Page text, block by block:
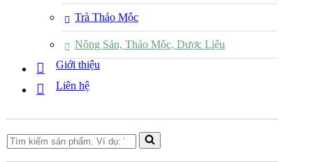
Trà Thảo Mộc
Nông Sản, Thảo Mộc, Dược Liệu
Giới thiệu
Liên hệ
Search
for...